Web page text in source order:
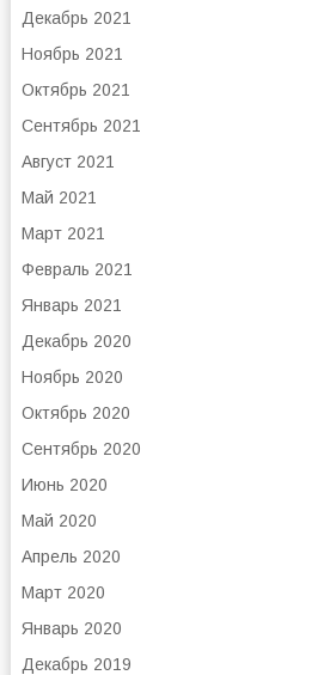
Декабрь 2021
Ноябрь 2021
Октябрь 2021
Сентябрь 2021
Август 2021
Май 2021
Март 2021
Февраль 2021
Январь 2021
Декабрь 2020
Ноябрь 2020
Октябрь 2020
Сентябрь 2020
Июнь 2020
Май 2020
Апрель 2020
Март 2020
Январь 2020
Декабрь 2019